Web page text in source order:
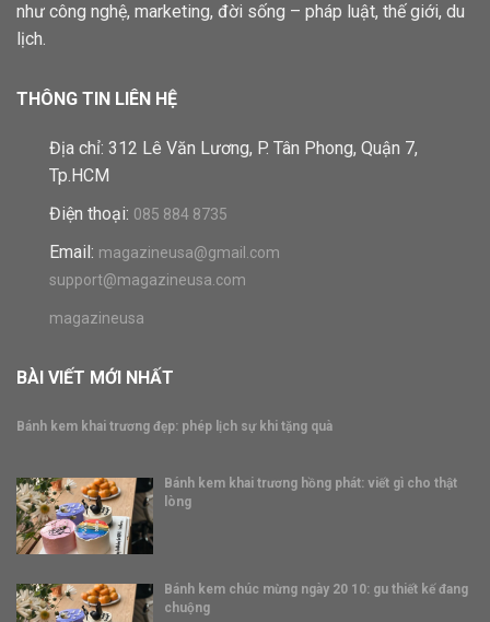
như công nghệ, marketing, đời sống – pháp luật, thế giới, du
lịch.
THÔNG TIN LIÊN HỆ
Địa chỉ: 312 Lê Văn Lương, P. Tân Phong, Quận 7,
Tp.HCM
Điện thoại: 085 884 8735
Email: magazineusa@gmail.com
support@magazineusa.com
magazineusa
BÀI VIẾT MỚI NHẤT
Bánh kem khai trương đẹp: phép lịch sự khi tặng quà
Bánh kem khai trương hồng phát: viết gì cho thật
lòng
Bánh kem chúc mừng ngày 20 10: gu thiết kế đang
chuộng